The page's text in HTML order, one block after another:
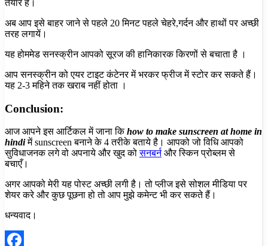
तैयार है।
अब आप इसे बाहर जाने से पहले 20 मिनट पहले चेहरे,गर्दन और हाथों पर अच्छी
तरह लगायें।
यह होममेड सनस्क्रीन आपको सूरज की हानिकारक किरणों से बचाता है ।
आप सनस्क्रीन को एयर टाइट कंटेनर में भरकर फ्रीज में स्टोर कर सकते हैं।
यह 2-3 महिने तक खराब नहीं होता ।
Conclusion:
आज आपने इस आर्टिकल में जाना किhow to make sunscreen at home in
hindiमें sunscreen बनाने के 4 तरीके बताये है। आपको जो विधि आपको
सुविधाजनक लगे वो अपनाये और खुद कोसनबर्नऔर स्किन प्रोब्लम से
बचाएँ।
अगर आपको मेरी यह पोस्ट अच्छी लगी है। तो प्लीज इसे सोशल मीडिया पर
शेयर करे और कुछ पूछना हो तो आप मुझे कमेन्ट भी कर सकते हैं।
धन्यवाद।